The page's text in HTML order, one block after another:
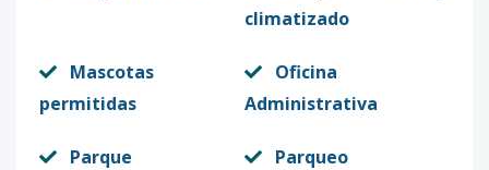
climatizado
Mascotas
permitidas
Oficina
Administrativa
Parque Parqueo